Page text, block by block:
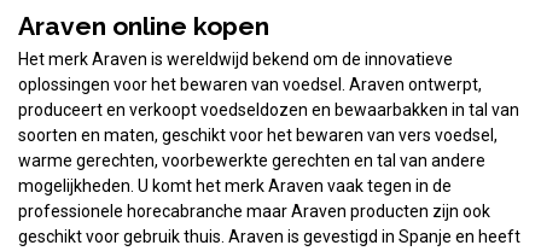
Araven online kopen
Het merk Araven is wereldwijd bekend om de innovatieve
oplossingen voor het bewaren van voedsel. Araven ontwerpt,
produceert en verkoopt voedseldozen en bewaarbakken in tal van
soorten en maten, geschikt voor het bewaren van vers voedsel,
warme gerechten, voorbewerkte gerechten en tal van andere
mogelijkheden. U komt het merk Araven vaak tegen in de
professionele horecabranche maar Araven producten zijn ook
geschikt voor gebruik thuis. Araven is gevestigd in Spanje en heeft